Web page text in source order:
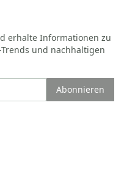
erhalte Informationen zu
und nachhaltigen
Abonnieren